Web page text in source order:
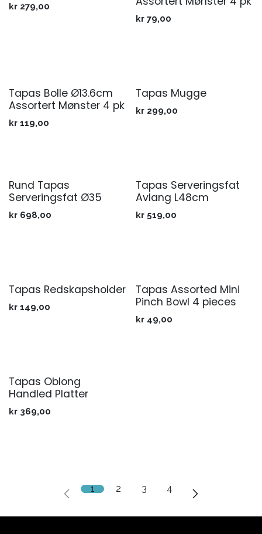
kr 279,00
kr 79,00
Tapas Bolle Ø13.6cm
Assortert Mønster 4 pk
kr 119,00
Tapas Mugge
kr 299,00
Rund Tapas
Serveringsfat Ø35
kr 698,00
Tapas Serveringsfat
Avlang L48cm
kr 519,00
Tapas Redskapsholder
kr 149,00
Tapas Assorted Mini
Pinch Bowl 4 pieces
kr 49,00
Tapas Oblong
Handled Platter
kr 369,00
1 2 3 4